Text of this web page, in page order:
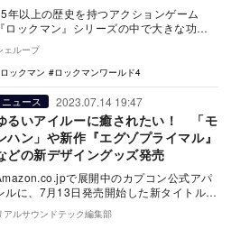
年以上の歴史を持つアクションゲーム
『ロックマン』シリーズの中で大きな功績
を残した名作は、1988年にファミコン向け
発売され…
ェループ
ロックマン
ロックマンワールド4
ニュース 2023.07.14 19:47
るいアイルーに癒されたい！ 「モ
ハン」や新作『エグゾプライマル』
どの新デザイングッズ発売
で展開中のカプコン公式アパ
ルに、7月13日発売開始した新タイトル
『エグゾプライマル』を中心に、人気タ
…
アルサウンドテック編集部